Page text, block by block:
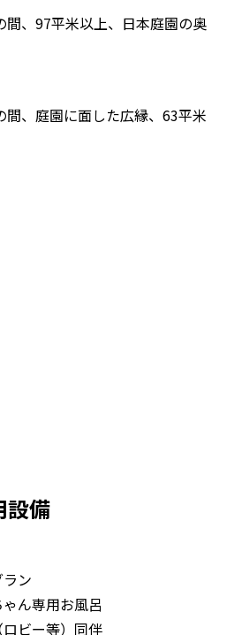
間、97平米以上、日本庭園の奥
間、庭園に面した広縁、63平米
設備
ラン
ん専用お風呂
ビー等）同伴